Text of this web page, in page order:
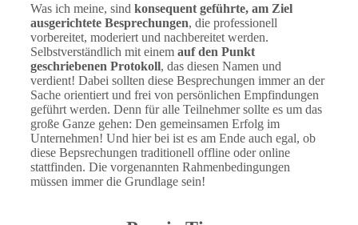
Was ich meine, sind konsequent geführte, am Ziel
ausgerichtete Besprechungen, die professionell
vorbereitet, moderiert und nachbereitet werden.
Selbstverständlich mit einem auf den Punkt
geschriebenen Protokoll, das diesen Namen und
verdient! Dabei sollten diese Besprechungen immer an der
Sache orientiert und frei von persönlichen Empfindungen
geführt werden. Denn für alle Teilnehmer sollte es um das
große Ganze gehen: Den gemeinsamen Erfolg im
Unternehmen! Und hier bei ist es am Ende auch egal, ob
diese Bepsrechungen traditionell offline oder online
stattfinden. Die vorgenannten Rahmenbedingungen
müssen immer die Grundlage sein!